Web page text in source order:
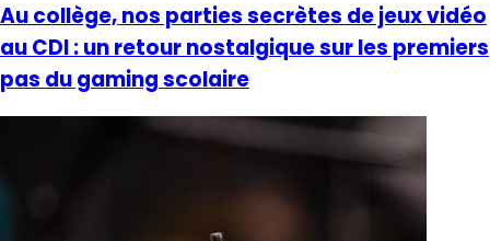
Au collège, nos parties secrètes de jeux vidéo
au CDI : un retour nostalgique sur les premiers
pas du gaming scolaire